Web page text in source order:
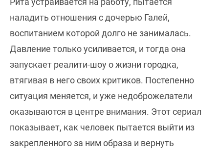
наладить отношения с дочерью Галей,
воспитанием которой долго не занималась.
Давление только усиливается, и тогда она
запускает реалити-шоу о жизни городка,
втягивая в него своих критиков. Постепенно
ситуация меняется, и уже недоброжелатели
оказываются в центре внимания. Этот сериал
показывает, как человек пытается выйти из
закрепленного за ним образа и вернуть